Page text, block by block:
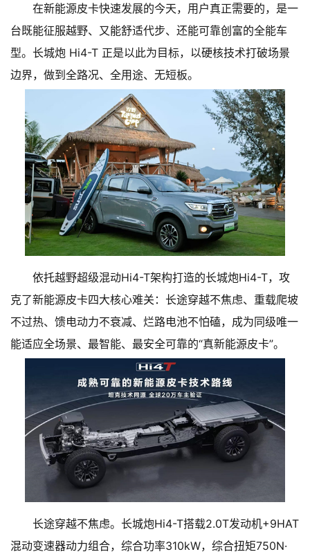
在新能源皮卡快速发展的今天，用户真正需要的，是一
台既能征服越野、又能舒适代步、还能可靠创富的全能车
型。长城炮 Hi4-T 正是以此为目标，以硬核技术打破场景
边界，做到全路况、全用途、无短板。
依托越野超级混动Hi4-T架构打造的长城炮Hi4-T，攻
克了新能源皮卡四大核心难关：长途穿越不焦虑、重载爬坡
不过热、馈电动力不衰减、烂路电池不怕磕，成为同级唯一
能适应全场景、最智能、最安全可靠的“真新能源皮卡”。
长途穿越不焦虑。长城炮Hi4-T搭载2.0T发动机+9HAT
混动变速器动力组合，综合功率310kW，综合扭矩750N·